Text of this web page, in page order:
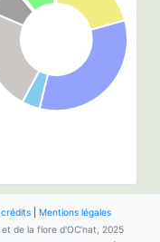
| Mentions légales
de la flore d'OC'nat, 2025